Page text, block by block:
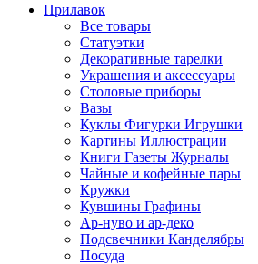
Прилавок
Все товары
Статуэтки
Декоративные тарелки
Украшения и аксессуары
Столовые приборы
Вазы
Куклы Фигурки Игрушки
Картины Иллюстрации
Книги Газеты Журналы
Чайные и кофейные пары
Кружки
Кувшины Графины
Ар-нуво и ар-деко
Подсвечники Канделябры
Посуда